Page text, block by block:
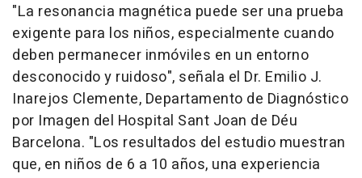
"La resonancia magnética puede ser una prueba
exigente para los niños, especialmente cuando
deben permanecer inmóviles en un entorno
desconocido y ruidoso", señala el Dr. Emilio J.
Inarejos Clemente, Departamento de Diagnóstico
por Imagen del Hospital Sant Joan de Déu
Barcelona. "Los resultados del estudio muestran
que, en niños de 6 a 10 años, una experiencia